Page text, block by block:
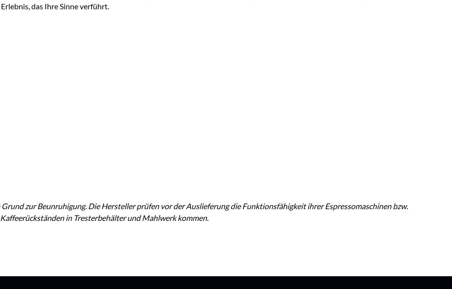
das Ihre Sinne verführt.
zur Beunruhigung. Die Hersteller prüfen vor der Auslieferung die Funktionsfähigkeit ihrer Espressomaschinen bzw.
in Tresterbehälter und Mahlwerk kommen.